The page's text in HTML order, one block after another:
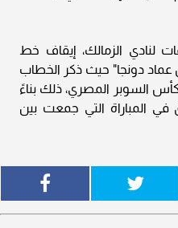
لنادي الزمالك، إيقاف خط
عماد دونجا" حيث ذكر الخطاب
السوبر المصري، ذلك بناءً
في المباراة التي جمعت بين